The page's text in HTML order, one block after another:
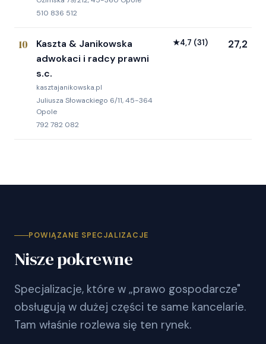
510 836 512
10
Kaszta & Janikowska
adwokaci i radcy prawni
s.c.
kasztajanikowska.pl
Juliusza Słowackiego 6/11, 45-364
Opole
792 782 082
★4,7 (31) 27,2
POWIĄZANE SPECJALIZACJE
Nisze pokrewne
Specjalizacje, które w „prawo gospodarcze"
obsługują w dużej części te same kancelarie.
Tam właśnie rozlewa się ten rynek.